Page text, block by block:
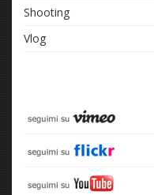
Shooting
Vlog